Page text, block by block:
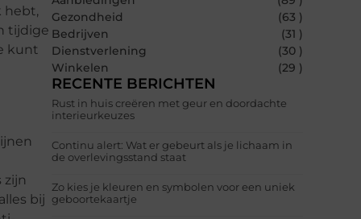
hebt,
tijdige
kunt
zijn
bij
Gezondheid
(63 )
Bedrijven
(31 )
Dienstverlening
(30 )
Winkelen
(29 )
RECENTE BERICHTEN
Rust in huis creëren met geur en doordachte
interieurkeuzes
Continu alert: Wat er gebeurt als je lichaam in
de overlevingsstand staat
Zo kies je kleuren en symbolen voor een uniek
geboortekaartje